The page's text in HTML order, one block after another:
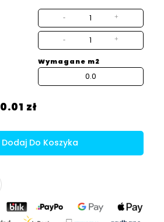
- +
- +
Wymagane m2
0.01 zł
Dodaj Do Koszyka